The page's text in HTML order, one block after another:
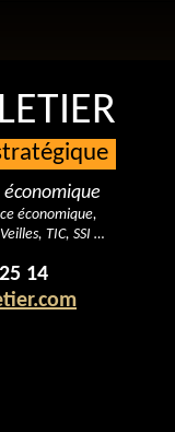
économique
économique,
TIC, SSI …
14